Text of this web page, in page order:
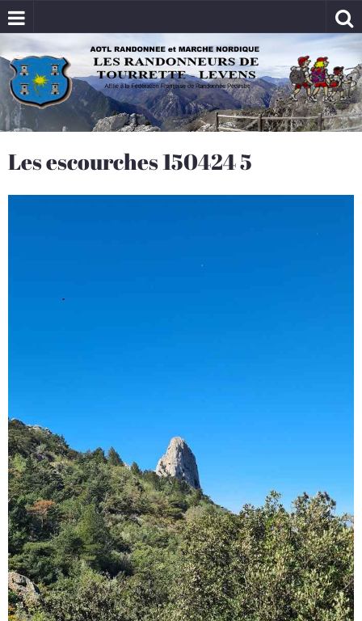
Les escourches 150424 5